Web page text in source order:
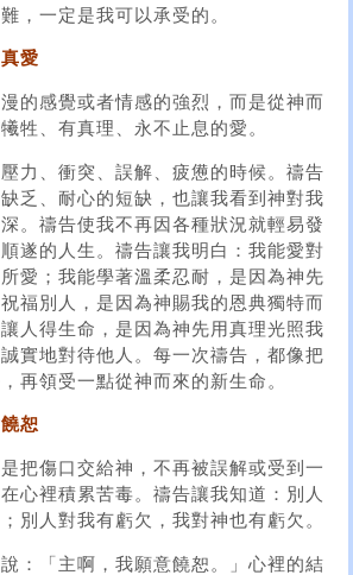
，一定是我可以承受的。
愛
漫的感覺或者情感的強烈，而是從神而
牲、有真理、永不止息的愛。
力、衝突、誤解、疲憊的時候。禱告
乏、耐心的短缺，也讓我看到神對我
。禱告使我不再因各種狀況就輕易發
遂的人生。禱告讓我明白：我能愛對
愛；我能學著溫柔忍耐，是因為神先
福別人，是因為神賜我的恩典獨特而
人得生命，是因為神先用真理光照我
實地對待他人。每一次禱告，都像把
再領受一點從神而來的新生命。
恕
把傷口交給神，不再被誤解或受到一
心裡積累苦毒。禱告讓我知道：別人
別人對我有虧欠，我對神也有虧欠。
：「主啊，我願意饒恕。」心裡的結